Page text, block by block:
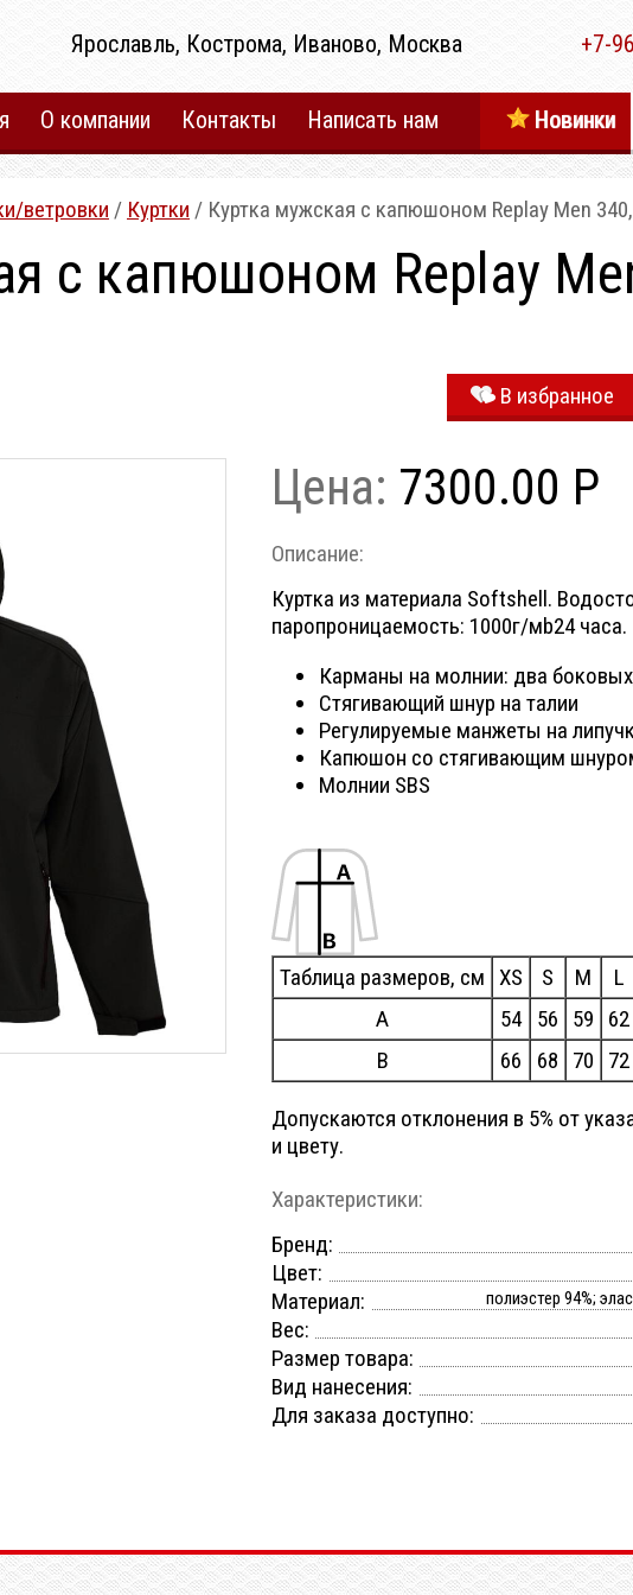
+7-
Ярославль, Кострома, Иваново, Москва
О компании Контакты Написать нам Новинки
ветровки / Куртки / Куртка мужская с капюшоном Replay Men
с капюшоном Replay
В избранное
Цена: 7300.00 Р
Описание:
Куртка из материала Softshell.
паропроницаемость: 1000г/мb24 часа.
Карманы на молнии: два
Стягивающий шнур на талии
Регулируемые манжеты на
Капюшон со стягивающим
Молнии SBS
Таблица размеров, см XS S M L
A
54 56 59 62
B
66 68 70 72
Допускаются отклонения в 5% от
и цвету.
Характеристики:
Бренд:
Цвет:
Материал: полиэстер 94%;
Вес:
Размер товара:
Вид нанесения:
Для заказа доступно: